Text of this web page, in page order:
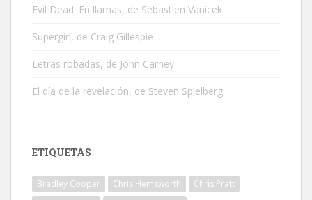
Evil Dead: En llamas, de Sébastien Vanicek
Supergirl, de Craig Gillespie
Letras robadas, de John Carney
El día de la revelación, de Steven Spielberg
ETIQUETAS
Bradley Cooper Chris Hemsworth
Chris Pratt